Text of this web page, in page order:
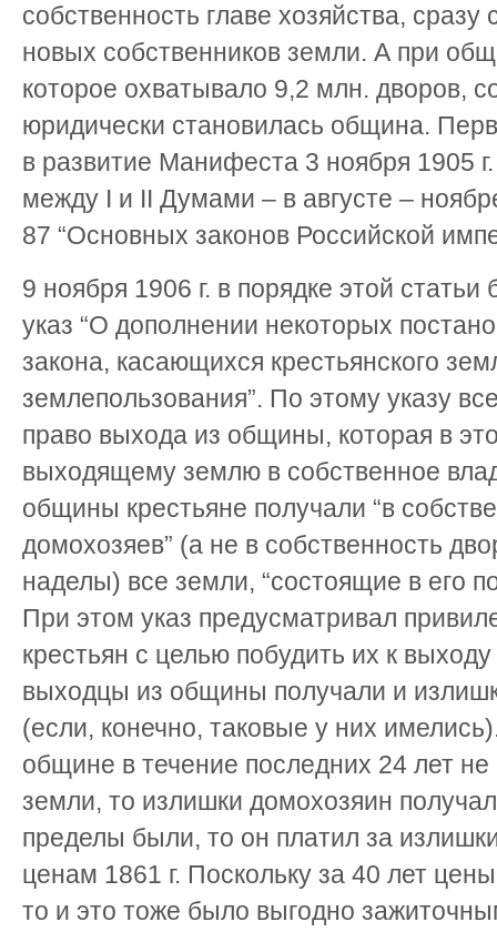
собственность главе хозяйства,
новых собственников земли. А при
которое охватывало 9,2 млн. дворов,
юридически становилась община.
в развитие Манифеста 3 ноября 1905
между I и II Думами – в августе –
87 “Основных законов Российской
9 ноября 1906 г. в порядке этой
указ “О дополнении некоторых
закона, касающихся крестьянского
землепользования”. По этому указу
право выхода из общины, которая в
выходящему землю в собственное
общины крестьяне получали “в
домохозяев” (а не в собственность
наделы) все земли, “состоящие в его
При этом указ предусматривал
крестьян с целью побудить их к
выходцы из общины получали и
(если, конечно, таковые у них
общине в течение последних 24 лет
земли, то излишки домохозяин
пределы были, то он платил за
ценам 1861 г. Поскольку за 40 лет
то и это тоже было выгодно